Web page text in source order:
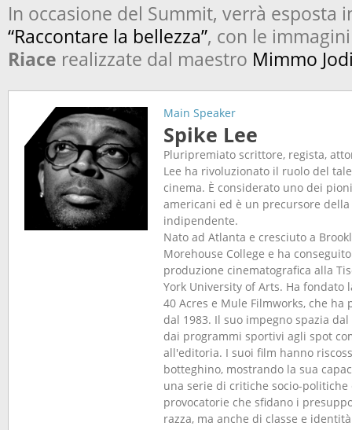
In occasione del Summit, verrà esposta
“Raccontare la bellezza”, con le
Riace realizzate dal maestro Mimmo
Main Speaker
Spike Lee
Pluripremiato scrittore, regista,
Lee ha rivoluzionato il ruolo del
cinema. È considerato uno dei
americani ed è un precursore
indipendente.
Nato ad Atlanta e cresciuto a
Morehouse College e ha
produzione cinematografica alla
York University of Arts. Ha fondato
40 Acres e Mule Filmworks, che
dal 1983. Il suo impegno spazia
dai programmi sportivi agli spot
all'editoria. I suoi film hanno
botteghino, mostrando la sua
una serie di critiche socio-politiche
provocatorie che sfidano i
razza, ma anche di classe e